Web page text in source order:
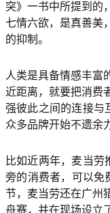
突》一书中所提到的
七情六欲，是真善美
的抑制。
人类是具备情感丰富
近距离，就要把消费
强彼此之间的连接与
众多品牌开始不遗余
比如近两年，麦当劳
旁的消费者，可以免
节，麦当劳还在广州
舟赛，并在现场设立